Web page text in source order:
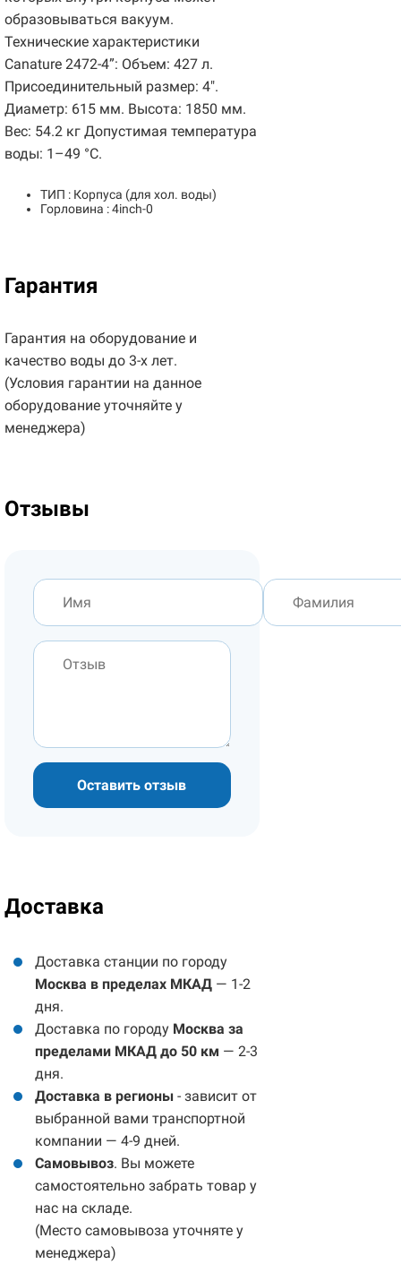
образовываться вакуум.
Технические характеристики
Canature 2472-4”: Объем: 427 л.
Присоединительный размер: 4".
Диаметр: 615 мм. Высота: 1850 мм.
Вес: 54.2 кг Допустимая температура
воды: 1–49 °С.
ТИП : Корпуса (для хол. воды)
Горловина : 4inch-0
Гарантия
Гарантия на оборудование и
качество воды до 3-х лет.
(Условия гарантии на данное
оборудование уточняйте у
менеджера)
Отзывы
Оставить отзыв
Доставка
Доставка станции по городу
Москва в пределах МКАД — 1-2
дня.
Доставка по городу Москва за
пределами МКАД до 50 км — 2-3
дня.
Доставка в регионы - зависит от
выбранной вами транспортной
компании — 4-9 дней.
Самовывоз. Вы можете
самостоятельно забрать товар у
нас на складе.
(Место самовывоза уточняте у
менеджера)